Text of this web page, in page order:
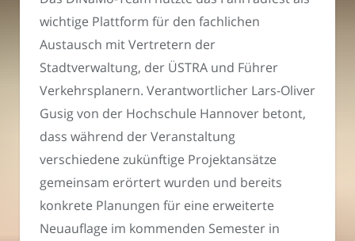
wichtige Plattform für den fachlichen
Austausch mit Vertretern der
Stadtverwaltung, der ÜSTRA und Führer
Verkehrsplanern. Verantwortlicher Lars-Oliver
Gusig von der Hochschule Hannover betont,
dass während der Veranstaltung
verschiedene zukünftige Projektansätze
gemeinsam erörtert wurden und bereits
konkrete Planungen für eine erweiterte
Neuauflage im kommenden Semester in